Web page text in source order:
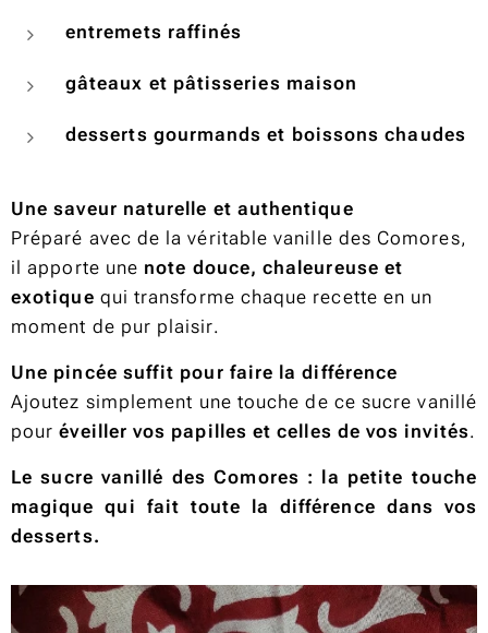
entremets raffinés
gâteaux et pâtisseries maison
desserts gourmands et boissons chaudes
Une saveur naturelle et authentique
Préparé avec de la véritable vanille des Comores,
il apporte une note douce, chaleureuse et
exotique qui transforme chaque recette en un
moment de pur plaisir.
Une pincée suffit pour faire la différence
Ajoutez simplement une touche de ce sucre vanillé
pouréveiller vos papilles et celles de vos invités.
Le sucre vanillé des Comores : la petite touche
magique qui fait toute la différence dans vos
desserts.